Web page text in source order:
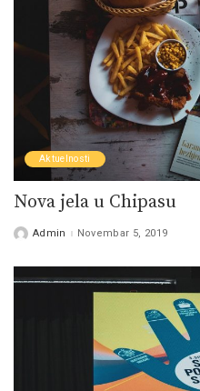
Aktuelnosti
Nova jela u Chipasu
PostedAdmin Novembar 5, 2019